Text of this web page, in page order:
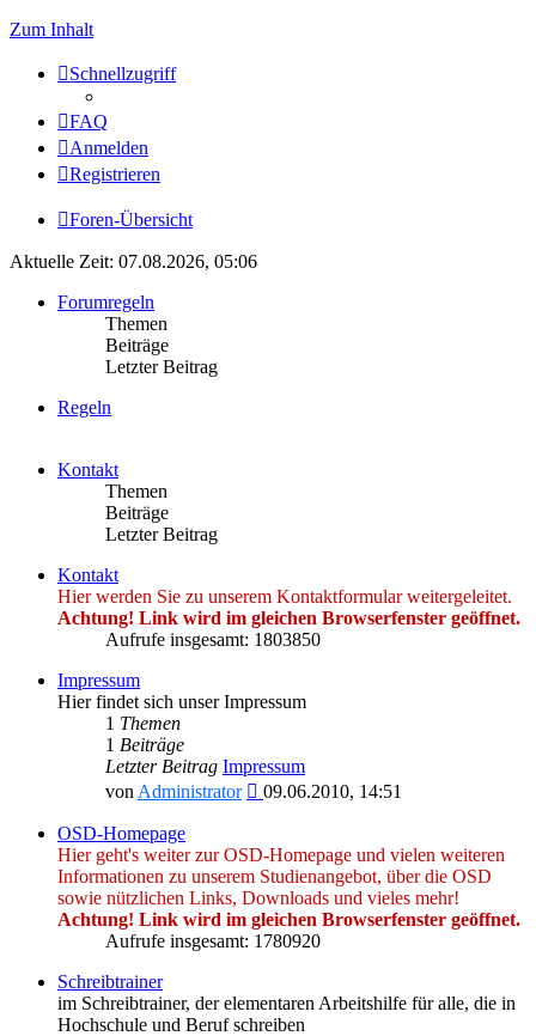
Zum Inhalt
Schnellzugriff
FAQ
Anmelden
Registrieren
Foren-Übersicht
Aktuelle Zeit: 07.08.2026, 05:06
Forumregeln
Themen
Beiträge
Letzter Beitrag
Regeln
Kontakt
Themen
Beiträge
Letzter Beitrag
Kontakt
Hier werden Sie zu unserem Kontaktformular weitergeleitet.
Achtung! Link wird im gleichen Browserfenster geöffnet.
Aufrufe insgesamt: 1803850
Impressum
Hier findet sich unser Impressum
1 Themen
1 Beiträge
Letzter Beitrag Impressum
von Administrator
Neuester
09.06.2010, 14:51
OSD-Homepage
Hier geht's weiter zur OSD-Homepage und vielen weiteren
Informationen zu unserem Studienangebot, über die OSD
sowie nützlichen Links, Downloads und vieles mehr!
Achtung! Link wird im gleichen Browserfenster geöffnet.
Aufrufe insgesamt: 1780920
Schreibtrainer
im Schreibtrainer, der elementaren Arbeitshilfe für alle, die in
Hochschule und Beruf schreiben